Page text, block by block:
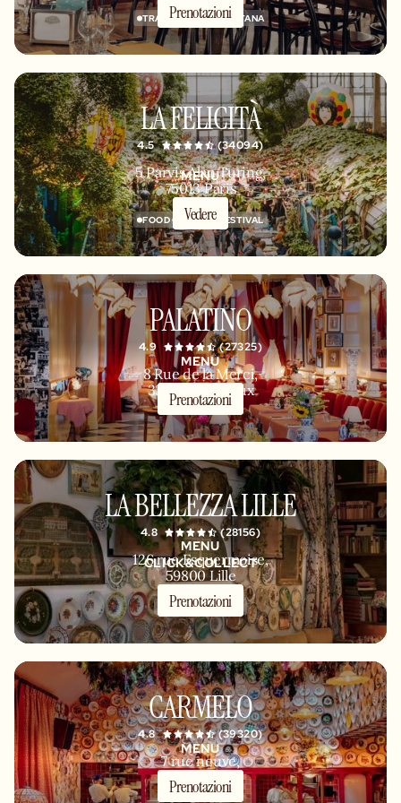
Prenotazioni
TRATTORIA NAPOLETANA
MENU
Vedere
LA FELICITÀ
4.5 (34094)
5 Parvis Alan Turing,
75013 Paris
FOOD COURT FESTIVAL
MENU
Prenotazioni
PALATINO
4.9 (27325)
8 Rue de la Merci,
33000 Bordeaux
MENU
CLICK&COLLECT
Prenotazioni
LA BELLEZZA LILLE
4.8 (28156)
126 rue Esquermoise,
59800 Lille
CLICK&COLLECT
MENU
Prenotazioni
CARMELO
4.8 (39320)
7 rue neuve,
69001 Lyon